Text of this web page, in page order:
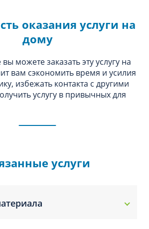
оказания услуги на
дому
можете заказать эту услугу на
вам сэкономить время и усилия
избежать контакта с другими
услугу в привычных для
услуги